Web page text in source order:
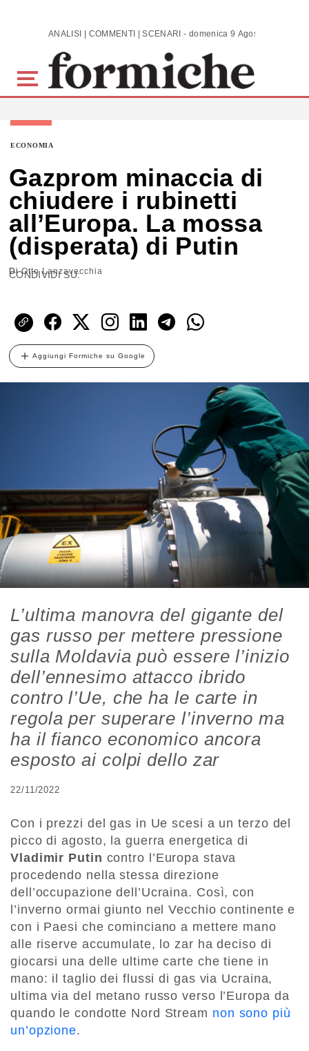
Skip to main content ANALISI | COMMENTI | SCENARI - domenica 9 Agosto 2026
ECONOMIA
Gazprom minaccia di
chiudere i rubinetti
all’Europa. La mossa
(disperata) di Putin
DiOtto Lanzavecchia
CONDIVIDI SU:
Aggiungi Formiche su Google
L’ultima manovra del gigante del
gas russo per mettere pressione
sulla Moldavia può essere l’inizio
dell’ennesimo attacco ibrido
contro l’Ue, che ha le carte in
regola per superare l’inverno ma
ha il fianco economico ancora
esposto ai colpi dello zar
22/11/2022
Con i prezzi del gas in Ue scesi a un terzo del
picco di agosto, la guerra energetica di
Vladimir Putin contro l’Europa stava
procedendo nella stessa direzione
dell’occupazione dell’Ucraina. Così, con
l’inverno ormai giunto nel Vecchio continente e
con i Paesi che cominciano a mettere mano
alle riserve accumulate, lo zar ha deciso di
giocarsi una delle ultime carte che tiene in
mano: il taglio dei flussi di gas via Ucraina,
ultima via del metano russo verso l’Europa da
quando le condotte Nord Stream non sono più
un’opzione.